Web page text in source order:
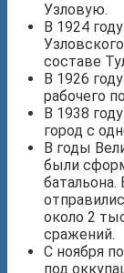
Узловую.
В 1924
составе
В 1926
рабочего
В 1938
город с
В годы
были
около 2
сражений.
С ноября
под